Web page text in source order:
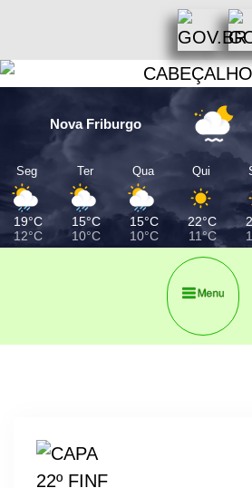
Nova Friburgo
Seg
19°C
12°C
Ter
15°C
10°C
Qua
15°C
10°C
Qui
22°C
11°C